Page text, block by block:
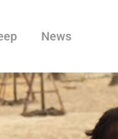
News